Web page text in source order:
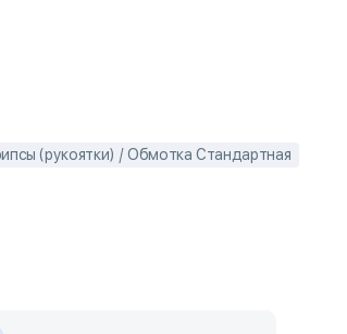
(рукоятки) / Обмотка Стандартная